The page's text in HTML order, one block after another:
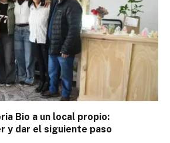
Bio a un local propio:
y dar el siguiente paso